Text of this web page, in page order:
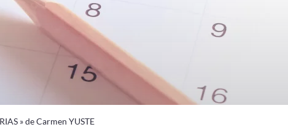
» de Carmen YUSTE